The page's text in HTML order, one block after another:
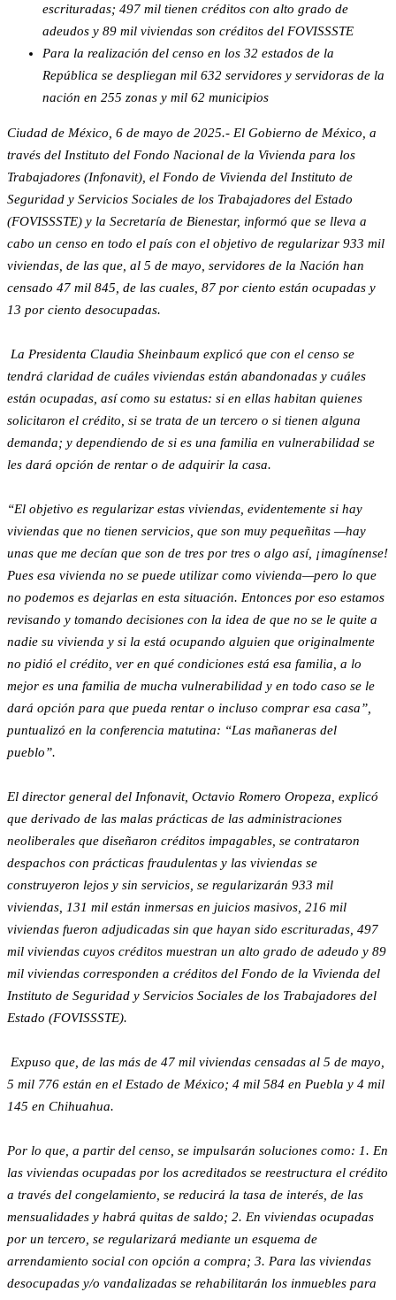
escrituradas; 497 mil tienen créditos con alto grado de
adeudos y 89 mil viviendas son créditos del FOVISSSTE
Para la realización del censo en los 32 estados de la
República se despliegan mil 632 servidores y servidoras de la
nación en 255 zonas y mil 62 municipios
Ciudad de México, 6 de mayo de 2025.- El Gobierno de México, a
través del Instituto del Fondo Nacional de la Vivienda para los
Trabajadores (Infonavit), el Fondo de Vivienda del Instituto de
Seguridad y Servicios Sociales de los Trabajadores del Estado
(FOVISSSTE) y la Secretaría de Bienestar, informó que se lleva a
cabo un censo en todo el país con el objetivo de regularizar 933 mil
viviendas, de las que, al 5 de mayo, servidores de la Nación han
censado 47 mil 845, de las cuales, 87 por ciento están ocupadas y
13 por ciento desocupadas.
La Presidenta Claudia Sheinbaum explicó que con el censo se
tendrá claridad de cuáles viviendas están abandonadas y cuáles
están ocupadas, así como su estatus: si en ellas habitan quienes
solicitaron el crédito, si se trata de un tercero o si tienen alguna
demanda; y dependiendo de si es una familia en vulnerabilidad se
les dará opción de rentar o de adquirir la casa.
“El objetivo es regularizar estas viviendas, evidentemente si hay
viviendas que no tienen servicios, que son muy pequeñitas —hay
unas que me decían que son de tres por tres o algo así, ¡imagínense!
Pues esa vivienda no se puede utilizar como vivienda—pero lo que
no podemos es dejarlas en esta situación. Entonces por eso estamos
revisando y tomando decisiones con la idea de que no se le quite a
nadie su vivienda y si la está ocupando alguien que originalmente
no pidió el crédito, ver en qué condiciones está esa familia, a lo
mejor es una familia de mucha vulnerabilidad y en todo caso se le
dará opción para que pueda rentar o incluso comprar esa casa”,
puntualizó en la conferencia matutina: “Las mañaneras del
pueblo”.
El director general del Infonavit, Octavio Romero Oropeza, explicó
que derivado de las malas prácticas de las administraciones
neoliberales que diseñaron créditos impagables, se contrataron
despachos con prácticas fraudulentas y las viviendas se
construyeron lejos y sin servicios, se regularizarán 933 mil
viviendas, 131 mil están inmersas en juicios masivos, 216 mil
viviendas fueron adjudicadas sin que hayan sido escrituradas, 497
mil viviendas cuyos créditos muestran un alto grado de adeudo y 89
mil viviendas corresponden a créditos del Fondo de la Vivienda del
Instituto de Seguridad y Servicios Sociales de los Trabajadores del
Estado (FOVISSSTE).
Expuso que, de las más de 47 mil viviendas censadas al 5 de mayo,
5 mil 776 están en el Estado de México; 4 mil 584 en Puebla y 4 mil
145 en Chihuahua.
Por lo que, a partir del censo, se impulsarán soluciones como: 1. En
las viviendas ocupadas por los acreditados se reestructura el crédito
a través del congelamiento, se reducirá la tasa de interés, de las
mensualidades y habrá quitas de saldo; 2. En viviendas ocupadas
por un tercero, se regularizará mediante un esquema de
arrendamiento social con opción a compra; 3. Para las viviendas
desocupadas y/o vandalizadas se rehabilitarán los inmuebles para